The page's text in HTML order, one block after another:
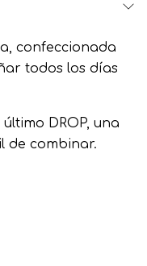
confeccionada
todos los días
DROP, una
de combinar.